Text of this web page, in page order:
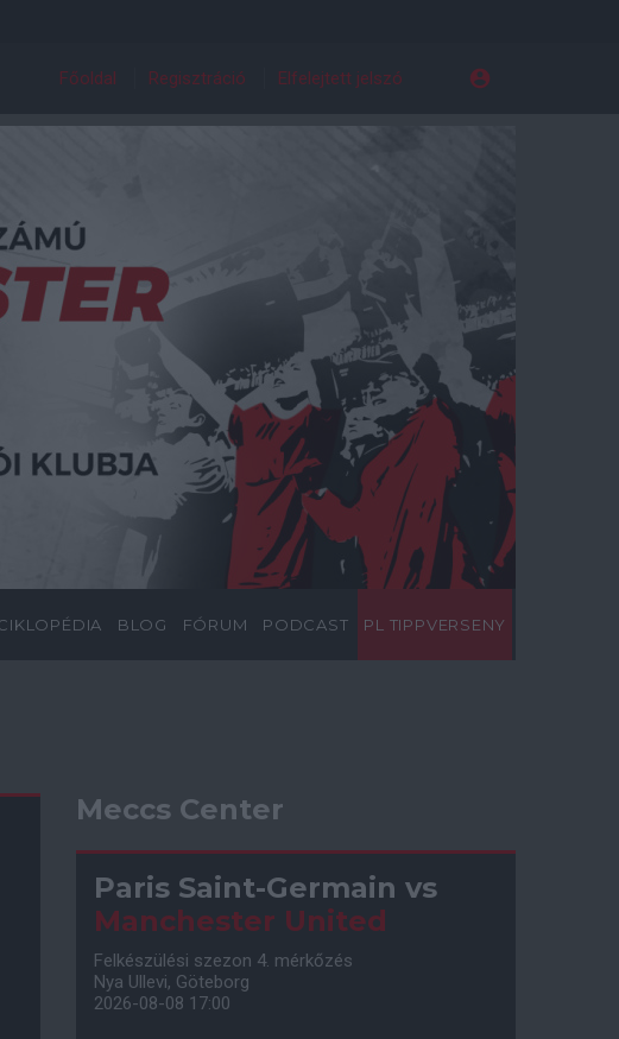
Főoldal Regisztráció Elfelejtett jelszó
BLOG FÓRUM PODCAST PL TIPPVERSENY
Meccs Center
Paris Saint-Germain vs
Manchester United
Felkészülési szezon 4. mérkőzés
Nya Ullevi, Göteborg
2026-08-08 17:00